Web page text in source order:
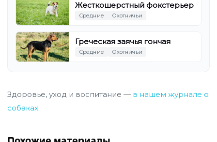
Жесткошерстный фокстерьер
Средние Охотничьи
Греческая заячья гончая
Средние Охотничьи
Здоровье, уход и воспитание — в нашем журнале о
собаках.